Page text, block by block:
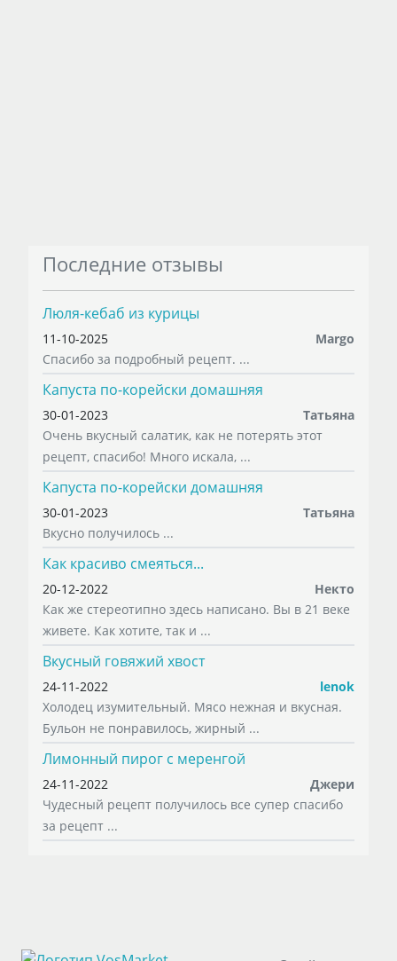
Последние отзывы
Люля-кебаб из курицы
11-10-2025
Margo
Спасибо за подробный рецепт. ...
Капуста по-корейски домашняя
30-01-2023
Татьяна
Очень вкусный салатик, как не потерять этот
рецепт, спасибо! Много искала, ...
Капуста по-корейски домашняя
30-01-2023
Татьяна
Вкусно получилось ...
Как красиво смеяться...
20-12-2022
Некто
Как же стереотипно здесь написано. Вы в 21 веке
живете. Как хотите, так и ...
Вкусный говяжий хвост
24-11-2022
lenok
Холодец изумительный. Мясо нежная и вкусная.
Бульон не понравилось, жирный ...
Лимонный пирог с меренгой
24-11-2022
Джери
Чудесный рецепт получилось все супер спасибо
за рецепт ...